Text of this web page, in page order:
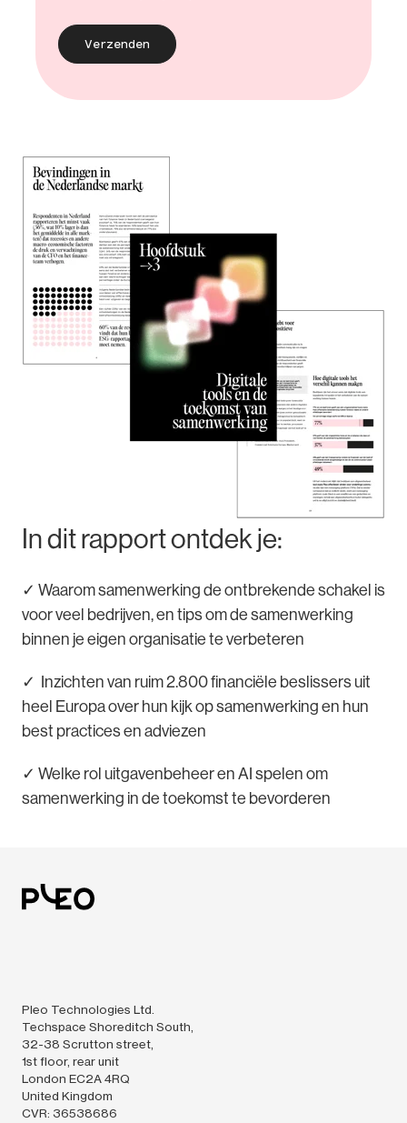
In dit rapport ontdek je:
✓ Waarom samenwerking de ontbrekende schakel is
voor veel bedrijven, en tips om de samenwerking
binnen je eigen organisatie te verbeteren
✓ Inzichten van ruim 2.800 financiële beslissers uit
heel Europa over hun kijk op samenwerking en hun
best practices en adviezen
✓ Welke rol uitgavenbeheer en AI spelen om
samenwerking in de toekomst te bevorderen
Pleo Technologies Ltd.
Techspace Shoreditch South,
32-38 Scrutton street,
1st floor, rear unit
London EC2A 4RQ
United Kingdom
CVR: 36538686